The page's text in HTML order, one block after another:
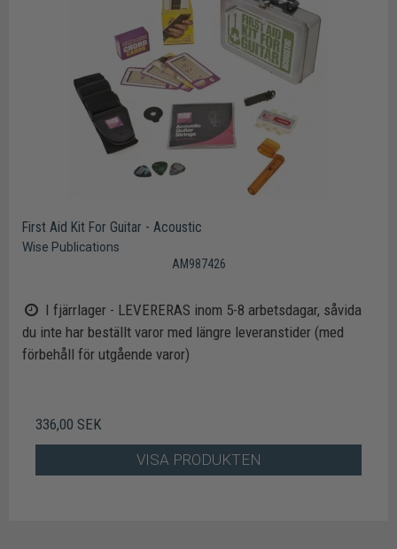
First Aid Kit For Guitar - Acoustic
Wise Publications
AM987426
I fjärrlager - LEVERERAS inom 5-8 arbetsdagar, såvida
du inte har beställt varor med längre leveranstider (med
förbehåll för utgående varor)
336,00 SEK
VISA PRODUKTEN